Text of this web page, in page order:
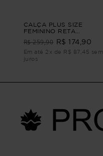
CALÇA PLUS SIZE
FEMININO RETA
ALFAIATARIA
CONFIANÇA Azul G1
R$ 259,90 R$ 174,90
Em até 2x de R$ 87,45 sem
juros